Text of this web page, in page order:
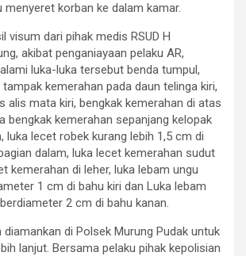
menyeret korban ke dalam kamar.
visum dari pihak medis RSUD H
akibat penganiayaan pelaku AR,
luka-luka tersebut benda tumpul,
kemerahan pada daun telinga kiri,
alis mata kiri, bengkak kemerahan di atas
bengkak kemerahan sepanjang kelopak
luka lecet robek kurang lebih 1,5 cm di
dalam, luka lecet kemerahan sudut
kemerahan di leher, luka lebam ungu
1 cm di bahu kiri dan Luka lebam
2 cm di bahu kanan.
diamankan di Polsek Murung Pudak untuk
lanjut. Bersama pelaku pihak kepolisian